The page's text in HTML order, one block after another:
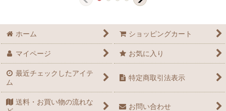
ホーム ショッピングカート
マイページ お気に入り
最近チェックしたアイテ
ム
特定商取引法表示
送料・お買い物の流れな
お問い合わせ